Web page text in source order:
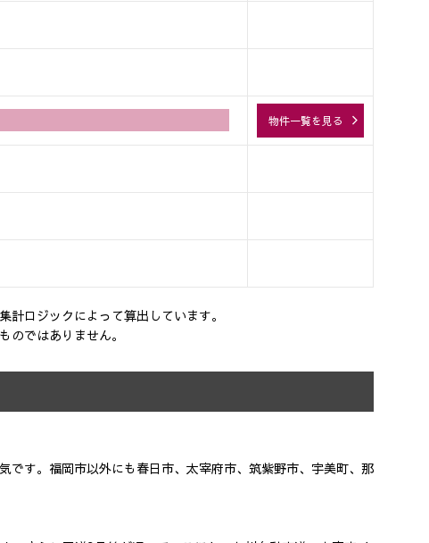
物件一覧を見る
計ロジックによって算出しています。
ではありません。
す。福岡市以外にも春日市、太宰府市、筑紫野市、宇美町、那